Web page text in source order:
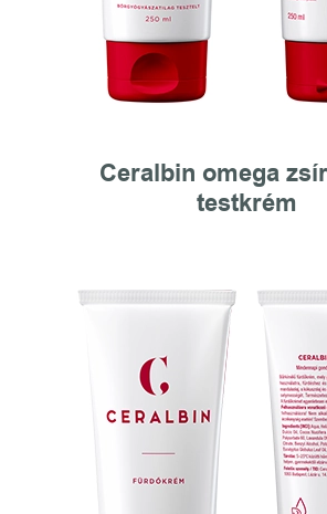
Ceralbin omega
testkrém